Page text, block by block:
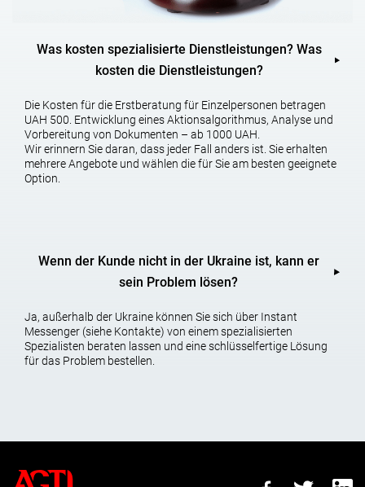
Was kosten spezialisierte Dienstleistungen? Was
kosten die Dienstleistungen?
Die Kosten für die Erstberatung für Einzelpersonen betragen
UAH 500. Entwicklung eines Aktionsalgorithmus, Analyse und
Vorbereitung von Dokumenten – ab 1000 UAH.
Wir erinnern Sie daran, dass jeder Fall anders ist. Sie erhalten
mehrere Angebote und wählen die für Sie am besten geeignete
Option.
Wenn der Kunde nicht in der Ukraine ist, kann er
sein Problem lösen?
Ja, außerhalb der Ukraine können Sie sich über Instant
Messenger (siehe Kontakte) von einem spezialisierten
Spezialisten beraten lassen und eine schlüsselfertige Lösung
für das Problem bestellen.